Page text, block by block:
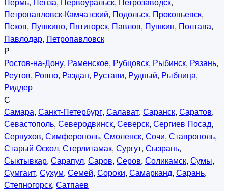
Петропавловск-Камчатский, Подольск, Прокопьевск,
Псков, Пушкино, Пятигорск, Павлов, Пушкин, Полтава,
Павлодар, Петропавловск
Р
Ростов-на-Дону, Раменское, Рубцовск, Рыбинск, Рязань,
Реутов, Ровно, Раздан, Рустави, Рудный, Рыбница,
Риддер
С
Самара, Санкт-Петербург, Салават, Саранск, Саратов,
Севастополь, Северодвинск, Северск, Сергиев Посад,
Серпухов, Симферополь, Смоленск, Сочи, Ставрополь,
Старый Оскол, Стерлитамак, Сургут, Сызрань,
Сыктывкар, Сарапул, Саров, Серов, Соликамск, Сумы,
Сумгаит, Сухум, Семей, Сороки, Самарканд, Сарань,
Степногорск, Сатпаев